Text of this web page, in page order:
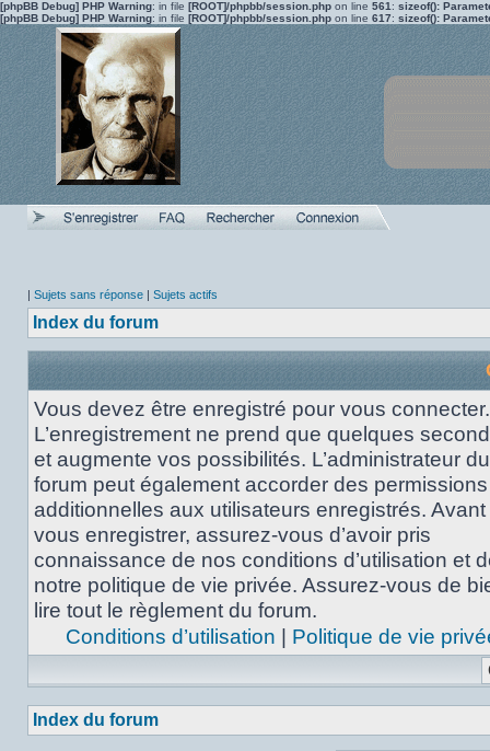
[phpBB Debug] PHP Warning: in file [ROOT]/phpbb/session.php on line 561 : sizeof():
[phpBB Debug] PHP Warning: in file [ROOT]/phpbb/session.php on line 617: sizeof():
| Sujets sans réponse | Sujets actifs
Index du forum
Vous devez être enregistré pour vous connecter.
L’enregistrement ne prend que quelques
et augmente vos possibilités. L’administrateur du
forum peut également accorder des permissions
additionnelles aux utilisateurs enregistrés.
vous enregistrer, assurez-vous d’avoir pris
connaissance de nos conditions d’utilisation et
notre politique de vie privée. Assurez-vous de
lire tout le règlement du forum.
Conditions d’utilisation | Politique de vie
Index du forum